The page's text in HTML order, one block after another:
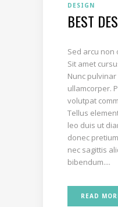
DESIGN
BEST
Sed arcu non
Sit amet
Nunc
ullamcorper.
volutpat
Tellus
leo duis ut
donec
nec sagittis
bibendum....
READ